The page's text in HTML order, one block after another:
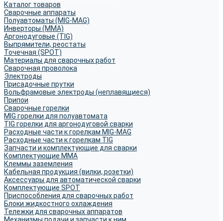
Каталог товаров
Сварочные аппараты
Полуавтоматы (MIG-MAG)
Инверторы (MMA)
Аргонодуговые (TIG)
Выпрямители, реостаты
Точечная (SPOT)
Материалы для сварочных работ
Сварочная проволока
Электроды
Присадочные прутки
Вольфрамовые электроды (неплавящиеся)
Припои
Сварочные горелки
MIG горелки для полуавтомата
TIG горелки для аргонодуговой сварки
Расходные части к горелкам MIG-MAG
Расходные части к горелкам TIG
Запчасти и комплектующие для сварки
Комплектующие ММА
Клеммы заземления
Кабельная продукция (вилки, розетки)
Аксессуары для автоматической сварки
Комплектующие SPOT
Приспособления для сварочных работ
Блоки жидкостного охлаждения
Тележки для сварочных аппаратов